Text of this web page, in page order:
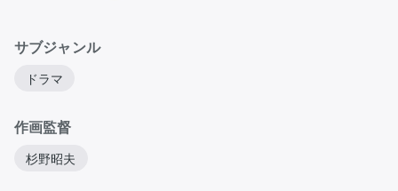
サブジャンル
ドラマ
作画監督
杉野昭夫